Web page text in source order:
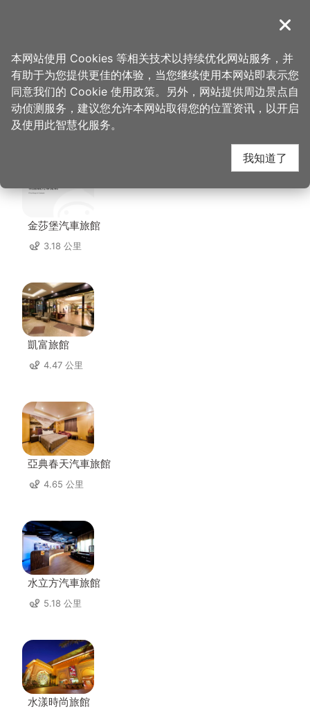
導覽
首页 > 想去的地方 > 住宿 > 太客旅店
太客旅店 周边住宿
金莎堡汽車旅館
3.18 公里
凱富旅館
4.47 公里
亞典春天汽車旅館
4.65 公里
水立方汽車旅館
5.18 公里
水漾時尚旅館
关闭
本网站使用 Cookies 等相关技术以持续优化网站服务，并
有助于为您提供更佳的体验，当您继续使用本网站即表示您
同意我们的 Cookie 使用政策。另外，网站提供周边景点自
动侦测服务，建议您允许本网站取得您的位置资讯，以开启
及使用此智慧化服务。
我知道了